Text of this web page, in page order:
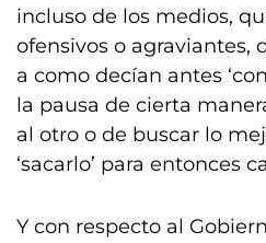
incluso de los medios,
ofensivos o agraviantes,
a como decían antes
la pausa de cierta
al otro o de buscar lo
‘sacarlo’ para entonces
Y con respecto al